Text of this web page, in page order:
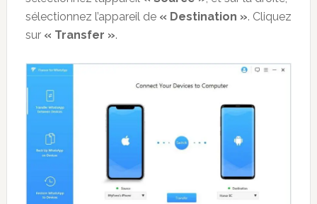
sélectionnez l’appareil de « Destination ». Cliquez
sur « Transfer ».